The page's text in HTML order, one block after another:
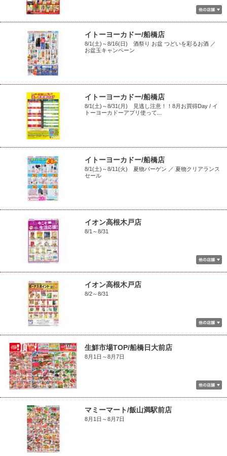
イトーヨーカドー/船橋店
8/1(土)～8/16(日) 酒祭り お盆 つどいを彩るお酒 ／
お盆玉キャンペーン
イトーヨーカドー/船橋店
8/1(土)～8/31(月) 見逃し注意！！8月お買得Day / イ
トーヨーカドーアプリ使って...
イトーヨーカドー/船橋店
8/1(土)～8/11(火) 夏物バーゲン ／ 夏物クリアランス
セール
イオン高根木戸店
8/1～8/31
イオン高根木戸店
8/2～8/31
生鮮市場TOP/船橋日大前店
8月1日～8月7日
マミーマート/飯山満駅前店
8月1日～8月7日